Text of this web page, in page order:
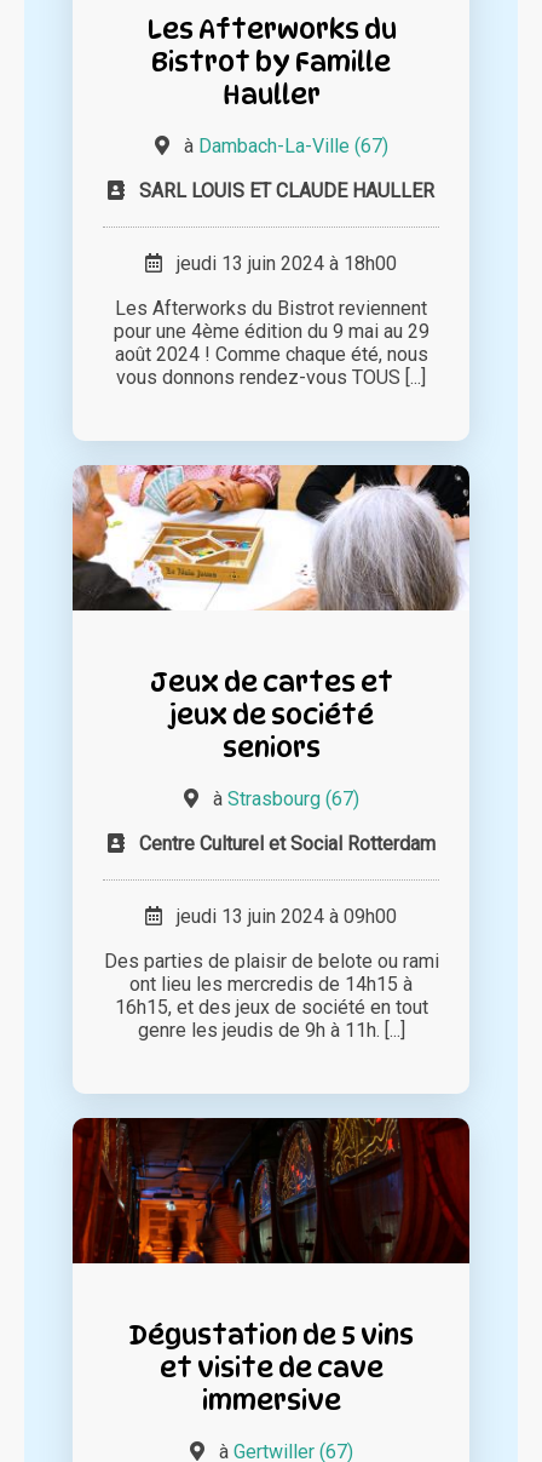
Les Afterworks du
Bistrot by Famille
Hauller
à Dambach-La-Ville (67)
SARL LOUIS ET CLAUDE HAULLER
jeudi 13 juin 2024 à 18h00
Les Afterworks du Bistrot reviennent
pour une 4ème édition du 9 mai au 29
août 2024 ! Comme chaque été, nous
vous donnons rendez-vous TOUS [...]
Jeux de cartes et
jeux de société
seniors
à Strasbourg (67)
Centre Culturel et Social Rotterdam
jeudi 13 juin 2024 à 09h00
Des parties de plaisir de belote ou rami
ont lieu les mercredis de 14h15 à
16h15, et des jeux de société en tout
genre les jeudis de 9h à 11h. [...]
Dégustation de 5 vins
et visite de cave
immersive
à Gertwiller (67)